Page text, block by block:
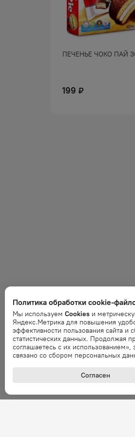
ПЕЧЕНЬЕ ЧОКО ПАЙ
199 ₽
Политика обработки cookie-
Мы используем Cookies и
Яндекс.Метрика для повышения
эффективности пользования сайта и
статистических данных. Продолжая
соглашаетесь с их использованием»,
связано со сбором персональных
Согласен